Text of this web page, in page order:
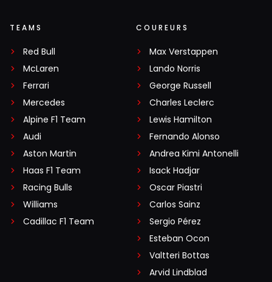
TEAMS
Red Bull
McLaren
Ferrari
Mercedes
Alpine F1 Team
Audi
Aston Martin
Haas F1 Team
Racing Bulls
Williams
Cadillac F1 Team
COUREURS
Max Verstappen
Lando Norris
George Russell
Charles Leclerc
Lewis Hamilton
Fernando Alonso
Andrea Kimi Antonelli
Isack Hadjar
Oscar Piastri
Carlos Sainz
Sergio Pérez
Esteban Ocon
Valtteri Bottas
Arvid Lindblad